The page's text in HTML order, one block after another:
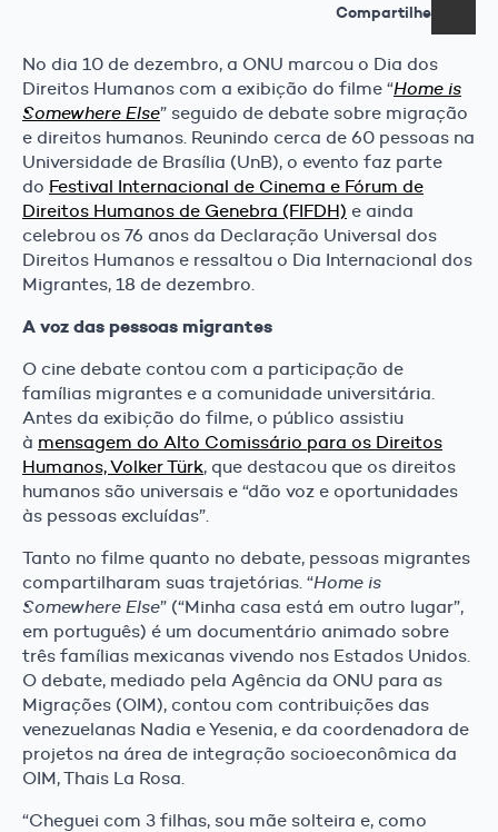
Compartilhe
No dia 10 de dezembro, a ONU marcou o Dia dos
Direitos Humanos com a exibição do filme “Home is
Somewhere Else” seguido de debate sobre migração
e direitos humanos. Reunindo cerca de 60 pessoas na
Universidade de Brasília (UnB), o evento faz parte
do Festival Internacional de Cinema e Fórum de
Direitos Humanos de Genebra (FIFDH) e ainda
celebrou os 76 anos da Declaração Universal dos
Direitos Humanos e ressaltou o Dia Internacional dos
Migrantes, 18 de dezembro.
A voz das pessoas migrantes
O cine debate contou com a participação de
famílias migrantes e a comunidade universitária.
Antes da exibição do filme, o público assistiu
à mensagem do Alto Comissário para os Direitos
Humanos, Volker Türk, que destacou que os direitos
humanos são universais e “dão voz e oportunidades
às pessoas excluídas”.
Tanto no filme quanto no debate, pessoas migrantes
compartilharam suas trajetórias. “Home is
Somewhere Else” (“Minha casa está em outro lugar”,
em português) é um documentário animado sobre
três famílias mexicanas vivendo nos Estados Unidos.
O debate, mediado pela Agência da ONU para as
Migrações (OIM), contou com contribuições das
venezuelanas Nadia e Yesenia, e da coordenadora de
projetos na área de integração socioeconômica da
OIM, Thais La Rosa.
“Cheguei com 3 filhas, sou mãe solteira e, como